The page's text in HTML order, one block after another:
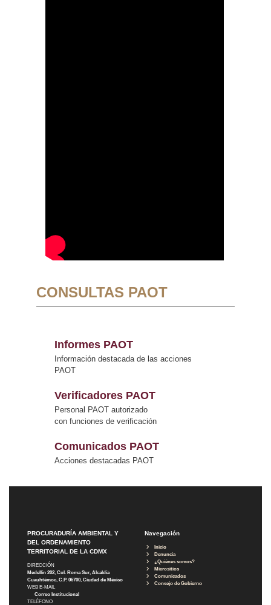
CONSULTAS PAOT
Informes PAOT
Información destacada de las acciones
PAOT
Verificadores PAOT
Personal PAOT autorizado
con funciones de verificación
Comunicados PAOT
Acciones destacadas PAOT
PROCURADURÍA AMBIENTAL Y
DEL ORDENAMIENTO
TERRITORIAL DE LA CDMX
DIRECCIÓN
Medellín 202, Col. Roma Sur, Alcaldía
Cuauhtémoc, C.P. 06700, Ciudad de México
WEB E-MAIL
Correo Institucional
TELÉFONO
Navegación
Inicio
Denuncia
¿Quiénes somos?
Micrositios
Comunicados
Consejo de Gobierno